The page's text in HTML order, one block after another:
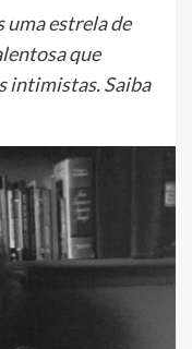
uma estrela de
que
intimistas. Saiba